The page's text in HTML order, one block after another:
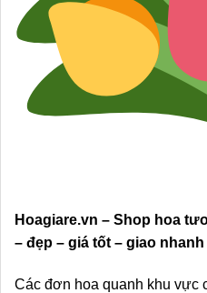
Hoagiare.vn – Shop hoa
– đẹp – giá tốt – giao
Các đơn hoa quanh khu vực